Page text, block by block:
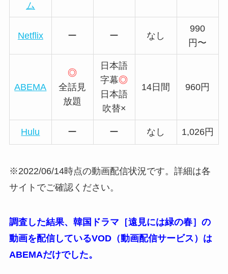
ム
Netflix ー ー なし
990
円〜
ABEMA
◎
全話見
放題
日本語
字幕◎
日本語
吹替×
14日間 960円
Hulu ー ー なし 1,026円
※2022/06/14時点の動画配信状況です。詳細は各
サイトでご確認ください。
調査した結果、韓国ドラマ［遠見には緑の春］の
動画を配信しているVOD（動画配信サービス）は
ABEMAだけでした。